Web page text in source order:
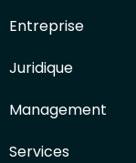
Entreprise
Juridique
Management
Services